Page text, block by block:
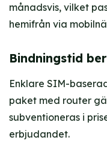
månadsvis, vilket
hemifrån via
Bindningstid
Enklare SIM-
paket med router
subventioneras i
erbjudandet.